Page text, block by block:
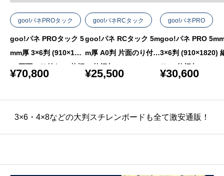
goo!パネPROタック
goo!パネ PROタック 5
mm厚 3×6判 (910×182
0) 両面のり付き 25枚梱
¥70,800
goo!パネRCタック
goo!パネ RCタック 5m
m厚 A0判 片面のり付き
25枚梱包
¥25,500
goo!パネPRO
goo!パネ PRO
3×6判 (910×1820)
り 25枚梱包
¥30,600
3×6・4×8などの大判スチレンボードも全て激安通販！